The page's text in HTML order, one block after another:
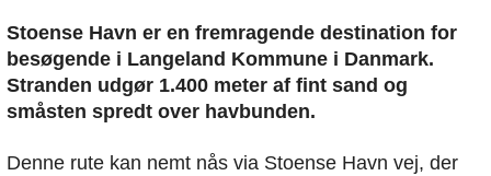
Stoense Havn er en fremragende destination for
besøgende i Langeland Kommune i Danmark.
Stranden udgør 1.400 meter af fint sand og
småsten spredt over havbunden.
Denne rute kan nemt nås via Stoense Havn vej, der